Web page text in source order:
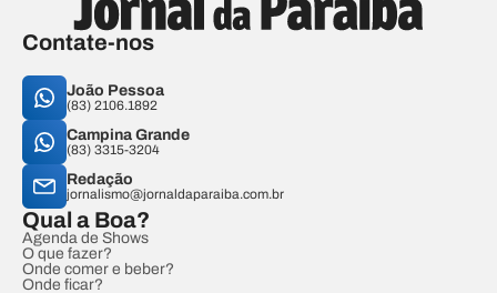
Contate-nos
João Pessoa
(83) 2106.1892
Campina Grande
(83) 3315-3204
Redação
jornalismo@jornaldaparaiba.com.br
Qual a Boa?
Agenda de Shows
O que fazer?
Onde comer e beber?
Onde ficar?